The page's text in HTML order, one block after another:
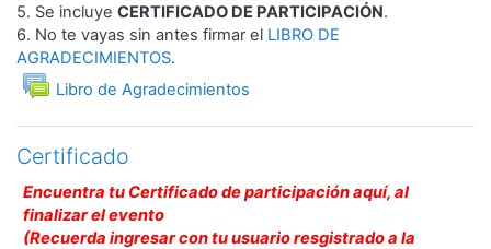
5. Se incluye CERTIFICADO DE PARTICIPACIÓN.
6. No te vayas sin antes firmar el LIBRO DE
AGRADECIMIENTOS.
Libro de Agradecimientos
Foro
Certificado
Encuentra tu Certificado de participación aquí, al
finalizar el evento
(Recuerda ingresar con tu usuario resgistrado a la